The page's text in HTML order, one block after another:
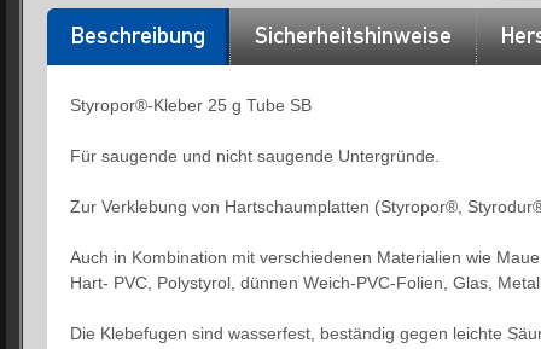
Beschreibung Sicherheitshinweise
Styropor®-Kleber 25 g Tube SB
Für saugende und nicht saugende Untergründe.
Zur Verklebung von Hartschaumplatten (Styropor®,
Auch in Kombination mit verschiedenen Materialien wie
Hart- PVC, Polystyrol, dünnen Weich-PVC-Folien, Glas,
Die Klebefugen sind wasserfest, beständig gegen leichte